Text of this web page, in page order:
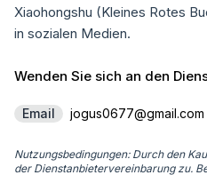
Xiaohongshu (Kleines Rotes
in sozialen Medien.
Wenden Sie sich an den
Email jogus0677@gmail.com
Nutzungsbedingungen: Durch den
der Dienstanbietervereinbarung zu.